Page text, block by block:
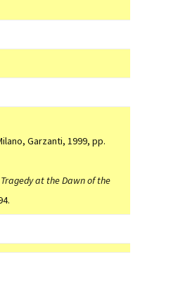
Garzanti, 1999, pp.
at the Dawn of the